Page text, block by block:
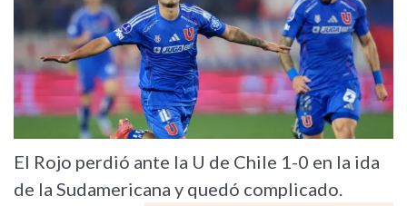
El Rojo perdió ante la U de Chile 1-0 en la ida
de la Sudamericana y quedó complicado.